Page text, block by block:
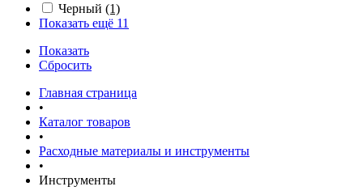
Черный (1)
Показать ещё 11
Показать
Сбросить
Главная страница
•
Каталог товаров
•
Расходные материалы и инструменты
•
Инструменты